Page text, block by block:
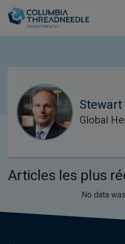
Global
Articles les plus
No data